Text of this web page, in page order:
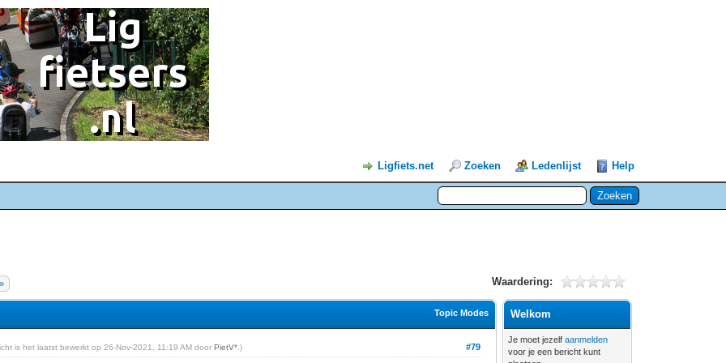
Ligfiets.net Zoeken Ledenlijst Help
Waardering:
Topic Modes
#79
is het laatst bewerkt op 26-Nov-2021, 11:19 AM doorPietV* .)
Welkom
Je moet jezelfaanmelden
voor je een bericht kunt